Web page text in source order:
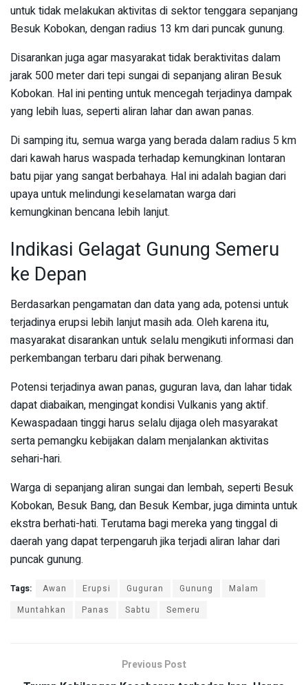
untuk tidak melakukan aktivitas di sektor tenggara sepanjang
Besuk Kobokan, dengan radius 13 km dari puncak gunung.
Disarankan juga agar masyarakat tidak beraktivitas dalam
jarak 500 meter dari tepi sungai di sepanjang aliran Besuk
Kobokan. Hal ini penting untuk mencegah terjadinya dampak
yang lebih luas, seperti aliran lahar dan awan panas.
Di samping itu, semua warga yang berada dalam radius 5 km
dari kawah harus waspada terhadap kemungkinan lontaran
batu pijar yang sangat berbahaya. Hal ini adalah bagian dari
upaya untuk melindungi keselamatan warga dari
kemungkinan bencana lebih lanjut.
Indikasi Gelagat Gunung Semeru
ke Depan
Berdasarkan pengamatan dan data yang ada, potensi untuk
terjadinya erupsi lebih lanjut masih ada. Oleh karena itu,
masyarakat disarankan untuk selalu mengikuti informasi dan
perkembangan terbaru dari pihak berwenang.
Potensi terjadinya awan panas, guguran lava, dan lahar tidak
dapat diabaikan, mengingat kondisi Vulkanis yang aktif.
Kewaspadaan tinggi harus selalu dijaga oleh masyarakat
serta pemangku kebijakan dalam menjalankan aktivitas
sehari-hari.
Warga di sepanjang aliran sungai dan lembah, seperti Besuk
Kobokan, Besuk Bang, dan Besuk Kembar, juga diminta untuk
ekstra berhati-hati. Terutama bagi mereka yang tinggal di
daerah yang dapat terpengaruh jika terjadi aliran lahar dari
puncak gunung.
Tags: Awan Erupsi Guguran Gunung
Malam
Muntahkan
Panas Sabtu Semeru
Previous Post